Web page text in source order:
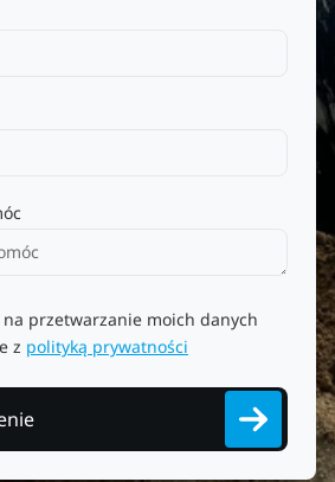
przetwarzanie moich danych
z polityką prywatności